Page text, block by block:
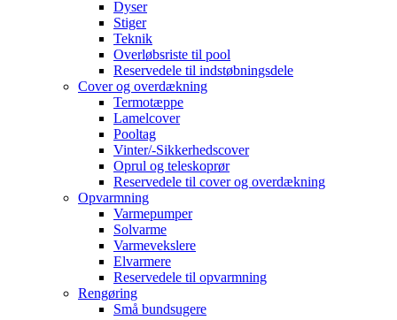
Dyser
Stiger
Teknik
Overløbsriste til pool
Reservedele til indstøbningsdele
Cover og overdækning
Termotæppe
Lamelcover
Pooltag
Vinter/-Sikkerhedscover
Oprul og teleskoprør
Reservedele til cover og overdækning
Opvarmning
Varmepumper
Solvarme
Varmevekslere
Elvarmere
Reservedele til opvarmning
Rengøring
Små bundsugere